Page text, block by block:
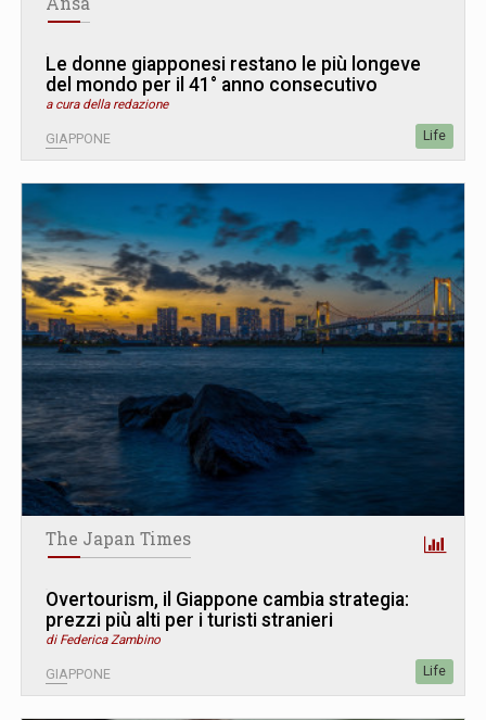
Le donne giapponesi restano le più longeve
del mondo per il 41° anno consecutivo
a cura della redazione
GIAPPONE Life
The Japan Times
Overtourism, il Giappone cambia strategia:
prezzi più alti per i turisti stranieri
di Federica Zambino
GIAPPONE Life